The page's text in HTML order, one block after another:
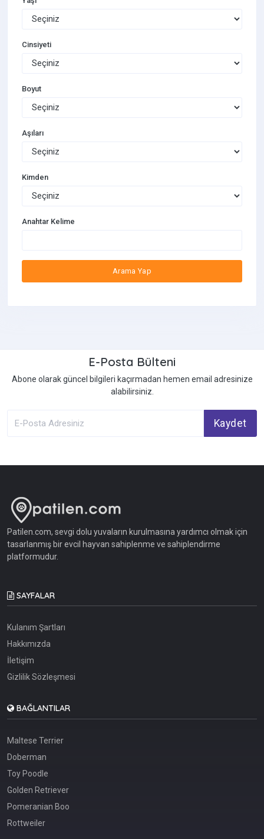
Cinsiyeti
Boyut
Aşıları
Kimden
Anahtar Kelime
Arama Yap
E-Posta Bülteni
Abone olarak güncel bilgileri kaçırmadan hemen email adresinize
alabilirsiniz.
Kaydet
Patilen.com, sevgi dolu yuvaların kurulmasına yardımcı olmak için
tasarlanmış bir evcil hayvan sahiplenme ve sahiplendirme
platformudur.
SAYFALAR
Kulanım Şartları
Hakkımızda
İletişim
Gizlilik Sözleşmesi
BAĞLANTILAR
Maltese Terrier
Doberman
Toy Poodle
Golden Retriever
Pomeranian Boo
Rottweiler